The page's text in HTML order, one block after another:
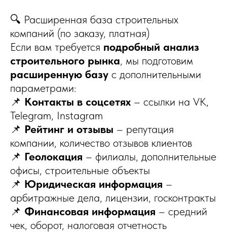
🔍 Расширенная база строительных
компаний (по заказу, платная)
Если вам требуется подробный анализ
строительного рынка, мы подготовим
расширенную базу с дополнительными
параметрами:
📌 Контакты в соцсетях – ссылки на VK,
Telegram, Instagram
📌 Рейтинг и отзывы – репутация
компании, количество отзывов клиентов
📌 Геолокация – филиалы, дополнительные
офисы, строительные объекты
📌 Юридическая информация –
арбитражные дела, лицензии, госконтракты
📌 Финансовая информация – средний
чек, оборот, налоговая отчетность